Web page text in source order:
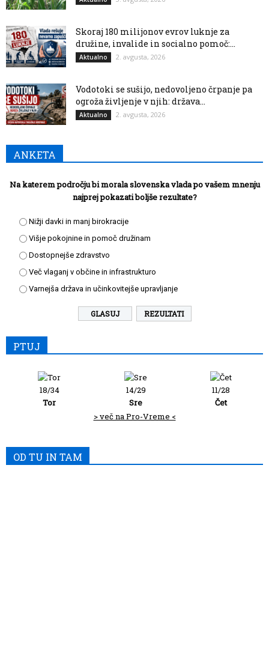
Skoraj 180 milijonov evrov luknje za
družine, invalide in socialno pomoč:...
Aktualno 2. avgusta, 2026
Vodotoki se sušijo, nedovoljeno črpanje pa
ogroža življenje v njih: država...
Aktualno 2. avgusta, 2026
ANKETA
Na katerem področju bi morala slovenska vlada po vašem mnenju
najprej pokazati boljše rezultate?
Nižji davki in manj birokracije
Višje pokojnine in pomoč družinam
Dostopnejše zdravstvo
Več vlaganj v občine in infrastrukturo
Varnejša država in učinkovitejše upravljanje
REZULTATI
PTUJ
18/34
Tor
14/29
Sre
11/28
Čet
> več na Pro-Vreme <
OD TU IN TAM